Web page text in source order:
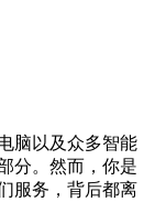
脑以及众多智能
分。然而，你是
服务，背后都离